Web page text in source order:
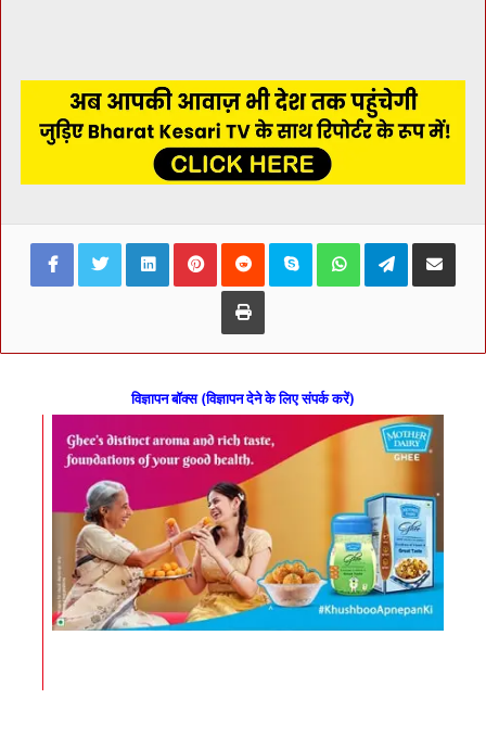
FacebookTwitterLinkedInPinterestReddit Skype WhatsAppTelegramShare via
Print
विज्ञापन बॉक्स (विज्ञापन देने के लिए संपर्क करें)